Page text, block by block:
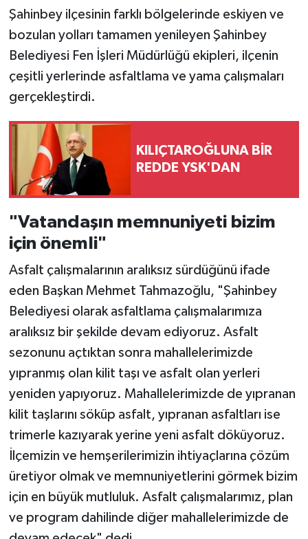
Şahinbey ilçesinin farklı bölgelerinde eskiyen ve
bozulan yolları tamamen yenileyen Şahinbey
Belediyesi Fen İşleri Müdürlüğü ekipleri, ilçenin
çeşitli yerlerinde asfaltlama ve yama çalışmaları
gerçekleştirdi.
KILIÇTAROĞLUNA BİR
REDDE YSK'DAN
"Vatandaşın memnuniyeti bizim
için önemli"
Asfalt çalışmalarının aralıksız sürdüğünü ifade
eden Başkan Mehmet Tahmazoğlu, "Şahinbey
Belediyesi olarak asfaltlama çalışmalarımıza
aralıksız bir şekilde devam ediyoruz. Asfalt
sezonunu açtıktan sonra mahallelerimizde
yıpranmış olan kilit taşı ve asfalt olan yerleri
yeniden yapıyoruz. Mahallelerimizde de yıpranan
kilit taşlarını söküp asfalt, yıpranan asfaltları ise
trimerle kazıyarak yerine yeni asfalt döküyoruz.
İlçemizin ve hemşerilerimizin ihtiyaçlarına çözüm
üretiyor olmak ve memnuniyetlerini görmek bizim
için en büyük mutluluk. Asfalt çalışmalarımız, plan
ve program dahilinde diğer mahallelerimizde de